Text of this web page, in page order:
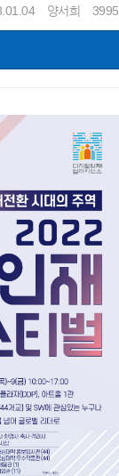
양서희 3995